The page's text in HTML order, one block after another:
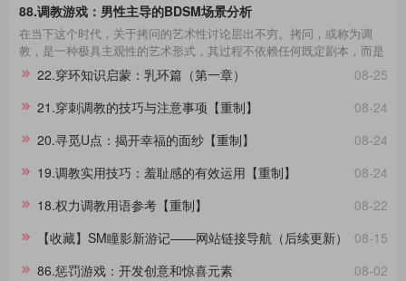
88.调教游戏：男性主导的BDSM场景分析
在当下这个时代，关于拷问的艺术性讨论层出不穷。拷问，或称为调
教，是一种极具主观性的艺术形式，其过程不依赖任何既定剧本，而是
一种即兴的表现艺术。在这场艺术的表达中，每一个不同性格的受拷者
都呈现出独一无二的故事线。举例来说，那些宁死不屈的与那些畏惧权
威的受拷者，他们在面对同样的惩罚时表现出的反应极其不同，这种差
异进一步影响了拷问的整个过程。通过淙垚个人经验和广泛的文献及影
视作品研究，本文旨在分享这一主题。在此，拷问者与受拷者分别扮演
问。拷
08-25
22.穿环知识启蒙：乳环篇（第一章）
08-24
21.穿刺调教的技巧与注意事项【重制】
08-24
20.寻觅U点：揭开幸福的面纱【重制】
08-24
19.调教实用技巧：羞耻感的有效运用【重制】
08-22
18.权力调教用语参考【重制】
08-15
【收藏】SM瞳影新游记——网站链接导航（后续更新）
08-02
86.惩罚游戏：开发创意和惊喜元素